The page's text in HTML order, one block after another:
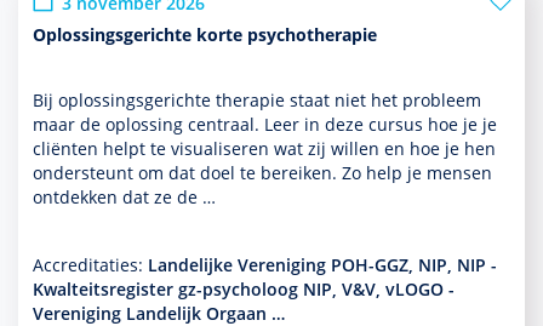
Oplossingsgerichte korte psychotherapie
Bij oplos­sings­gerichte thera­pie staat niet het probleem
maar de oplos­sing centraal. Leer in deze cursus hoe je je
cliënten helpt te visualiseren wat zij willen en hoe je hen
onder­steunt om dat doel te bereiken. Zo help je mensen
ontdekken dat ze de …
Accreditaties: Landelijke Vereniging POH-GGZ, NIP, NIP -
Kwalteitsregister gz-psycholoog NIP, V&V, vLOGO -
Vereniging Landelijk Orgaan …